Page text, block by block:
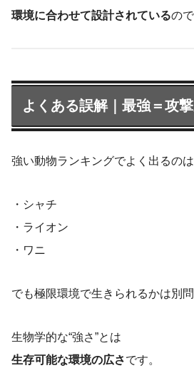
環境に合わせて設計されているので
よくある誤解｜最強＝攻
強い動物ランキングでよく出るのは
・シャチ
・ライオン
・ワニ
でも極限環境で生きられるかは別問
生物学的な“強さ”とは
生存可能な環境の広さです。